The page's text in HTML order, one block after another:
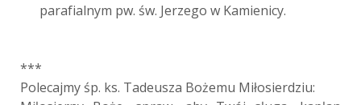
parafialnym pw. św. Jerzego w Kamienicy.
***
Polecajmy śp. ks. Tadeusza Bożemu Miłosierdziu: